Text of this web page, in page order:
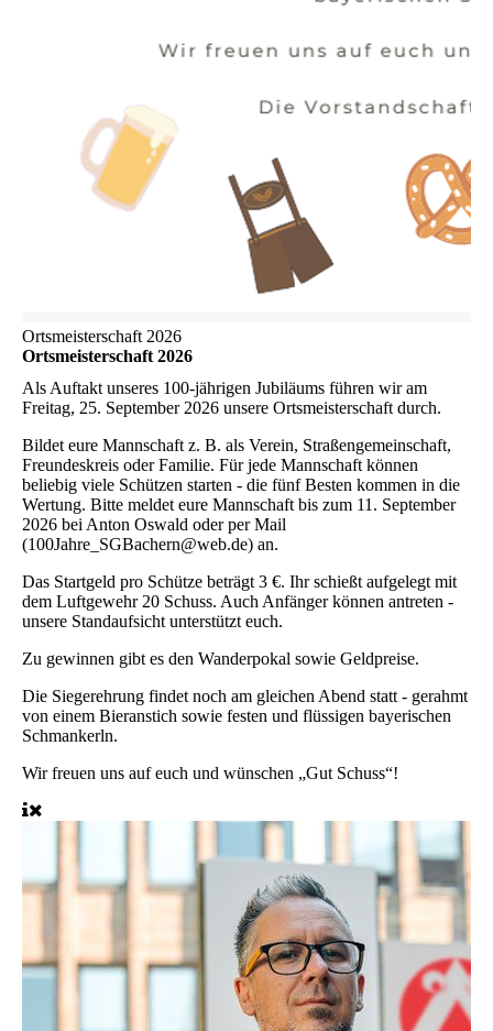
Ortsmeisterschaft 2026
Ortsmeisterschaft 2026
Als Auftakt unseres 100-jährigen Jubiläums führen wir am
Freitag, 25. September 2026 unsere Ortsmeisterschaft durch.
Bildet eure Mannschaft z. B. als Verein, Straßengemeinschaft,
Freundeskreis oder Familie. Für jede Mannschaft können
beliebig viele Schützen starten - die fünf Besten kommen in die
Wertung. Bitte meldet eure Mannschaft bis zum 11. September
2026 bei Anton Oswald oder per Mail
(100Jahre_SGBachern@web.de) an.
Das Startgeld pro Schütze beträgt 3 €. Ihr schießt aufgelegt mit
dem Luftgewehr 20 Schuss. Auch Anfänger können antreten -
unsere Standaufsicht unterstützt euch.
Zu gewinnen gibt es den Wanderpokal sowie Geldpreise.
Die Siegerehrung findet noch am gleichen Abend statt - gerahmt
von einem Bieranstich sowie festen und flüssigen bayerischen
Schmankerln.
Wir freuen uns auf euch und wünschen „Gut Schuss“!